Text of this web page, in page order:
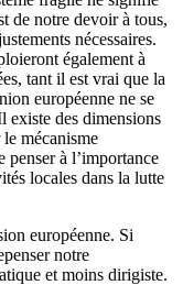
de notre devoir à tous,
nécessaires.
également à
tant il est vrai que la
européenne ne se
existe des dimensions
mécanisme
à l’importance
locales dans la lutte
européenne. Si
notre
et moins dirigiste.